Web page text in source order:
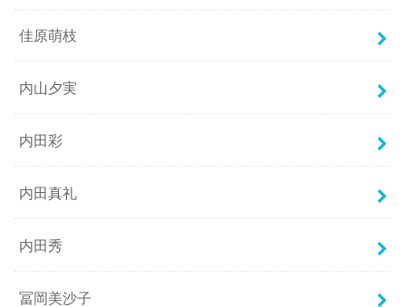
佳原萌枝
内山夕実
内田彩
内田真礼
内田秀
冨岡美沙子